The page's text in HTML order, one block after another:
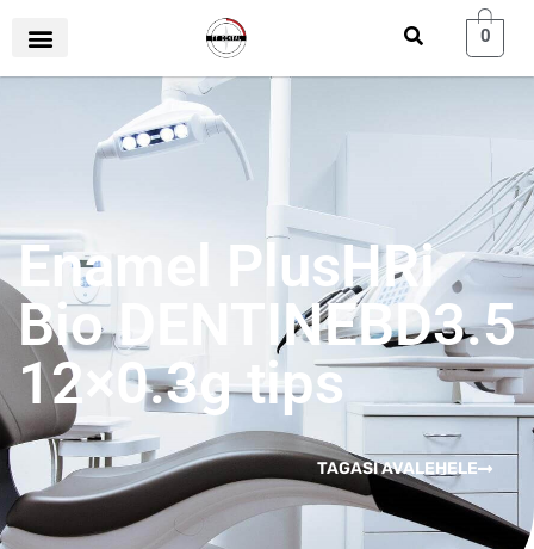
0
Enamel PlusHRi
Bio DENTINEBD3.5
12×0.3g tips
TAGASI AVALEHELE